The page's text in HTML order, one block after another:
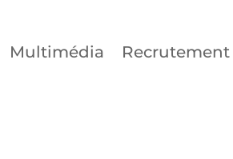
Multimédia Recrutement